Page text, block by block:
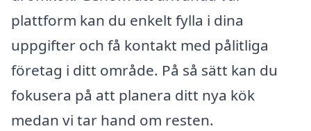
plattform kan du enkelt fylla i dina
uppgifter och få kontakt med pålitliga
företag i ditt område. På så sätt kan du
fokusera på att planera ditt nya kök
medan vi tar hand om resten.